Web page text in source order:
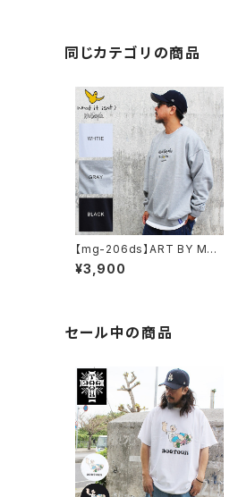
同じカテゴリの商品
【mg-206ds】ART BY MAR
KGONZALE ( What it isNt
ワットイットイズント) アートバ
¥3,900
セール中の商品